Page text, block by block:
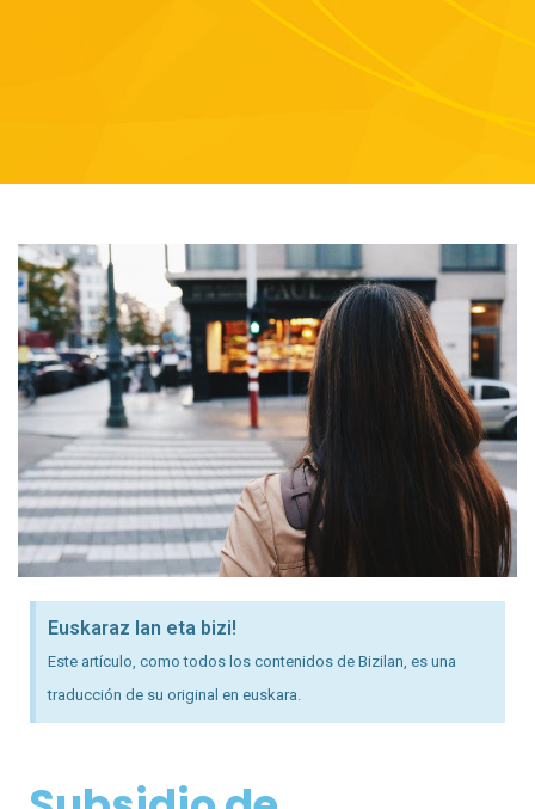
Euskaraz lan eta bizi!
Este artículo, como todos los contenidos de Bizilan, es una
traducción de su original en euskara.